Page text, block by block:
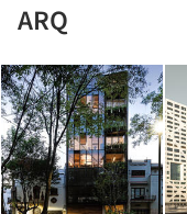
ARQ